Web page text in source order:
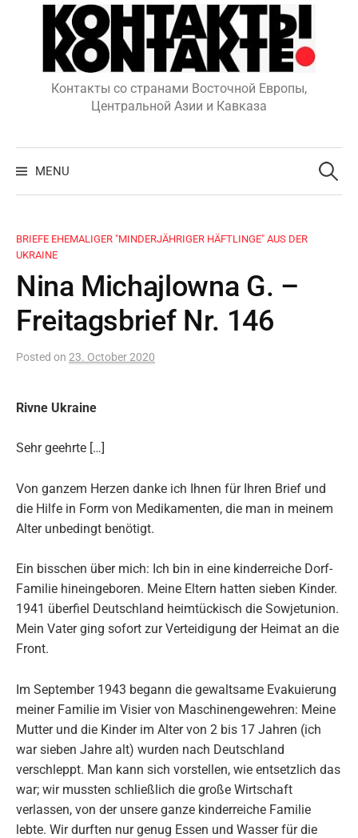
content
Контакты со странами Восточной Европы,
Центральной Азии и Кавказа
MENU
Search
for:
BRIEFE EHEMALIGER "MINDERJÄHRIGER HÄFTLINGE" AUS DER
UKRAINE
Nina Michajlowna G. –
Freitagsbrief Nr. 146
Posted on 23. October 2020
Rivne Ukraine
Sehr geehrte […]
Von ganzem Herzen danke ich Ihnen für Ihren Brief und
die Hilfe in Form von Medikamenten, die man in meinem
Alter unbedingt benötigt.
Ein bisschen über mich: Ich bin in eine kinderreiche Dorf-
Familie hineingeboren. Meine Eltern hatten sieben Kinder.
1941 überfiel Deutschland heimtückisch die Sowjetunion.
Mein Vater ging sofort zur Verteidigung der Heimat an die
Front.
Im September 1943 begann die gewaltsame Evakuierung
meiner Familie im Visier von Maschinengewehren: Meine
Mutter und die Kinder im Alter von 2 bis 17 Jahren (ich
war sieben Jahre alt) wurden nach Deutschland
verschleppt. Man kann sich vorstellen, wie entsetzlich das
war; wir mussten schließlich die große Wirtschaft
verlassen, von der unsere ganze kinderreiche Familie
lebte. Wir durften nur genug Essen und Wasser für die